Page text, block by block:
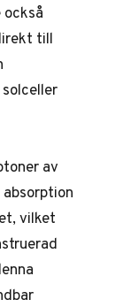
till
av
vilket